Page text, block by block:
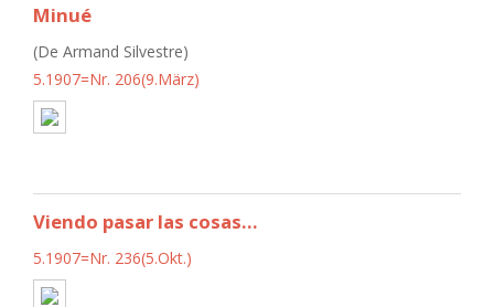
Minué
(De Armand Silvestre)
5.1907=Nr. 206(9.März)
Viendo pasar las cosas...
5.1907=Nr. 236(5.Okt.)